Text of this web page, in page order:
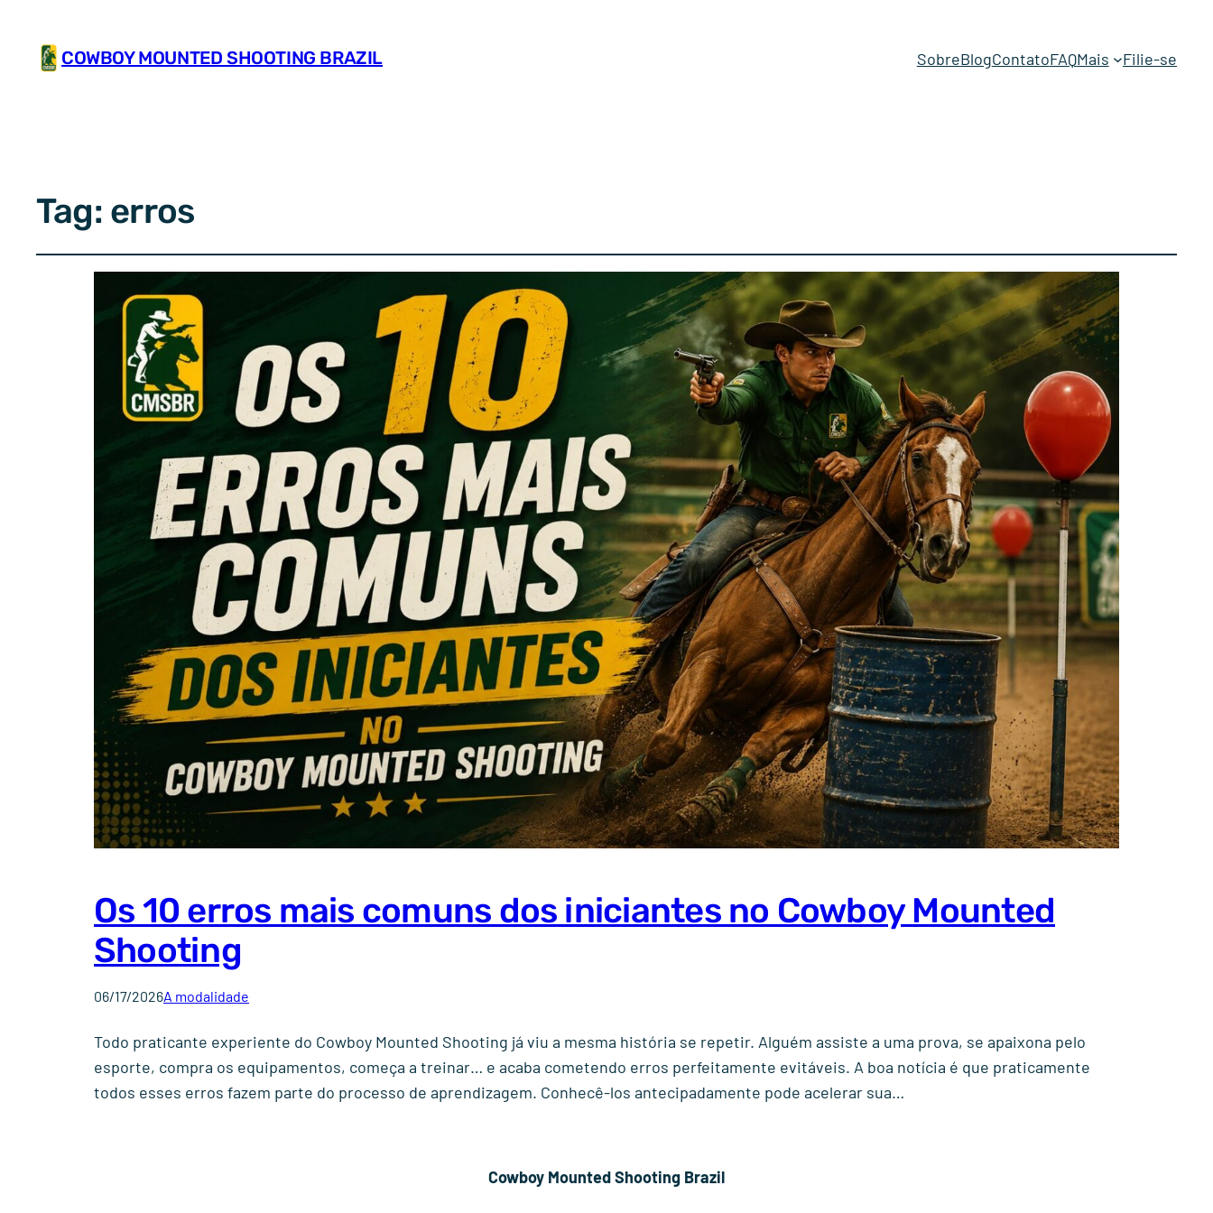
COWBOY MOUNTED SHOOTING BRAZIL SobreBlogContatoFAQMais Filie-se
Tag: erros
Os 10 erros mais comuns dos iniciantes no Cowboy Mounted
Shooting
06/17/2026A modalidade
Todo praticante experiente do Cowboy Mounted Shooting já viu a mesma história se repetir. Alguém assiste a uma prova, se apaixona pelo
esporte, compra os equipamentos, começa a treinar… e acaba cometendo erros perfeitamente evitáveis. A boa notícia é que praticamente
todos esses erros fazem parte do processo de aprendizagem. Conhecê-los antecipadamente pode acelerar sua…
Cowboy Mounted Shooting Brazil